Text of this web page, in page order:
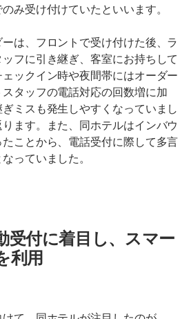
み受け付けていたといいます。
ーは、フロントで受け付けた後、ラ
フに引き継ぎ、客室にお持ちして
ックイン時や夜間帯にはオーダー
タッフの電話対応の回数増に加
ミスも発生しやすくなっていまし
ます。また、同ホテルはインバウ
ことから、電話受付に際して多言
っていました。
受付に着目し、スマー
利用